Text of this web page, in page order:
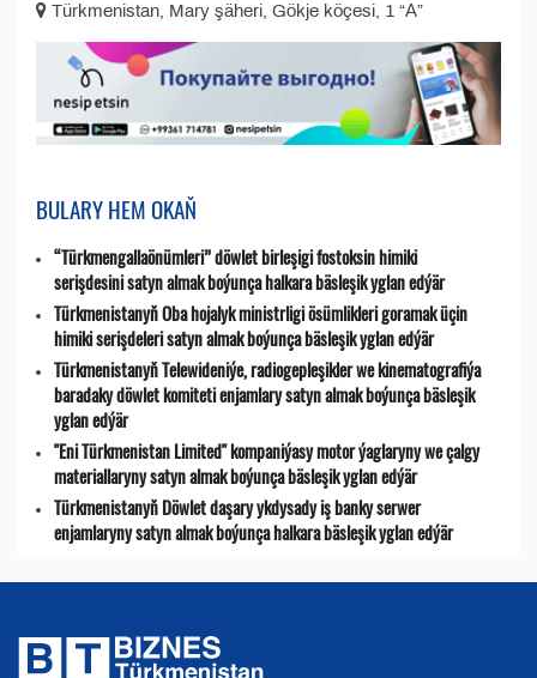
Türkmenistan, Mary şäheri, Gökje köçesi, 1 “А”
BULARY HEM OKAŇ
“Türkmengallaönümleri” döwlet birleşigi fostoksin himiki
serişdesini satyn almak boýunça halkara bäsleşik yglan edýär
Türkmenistanyň Oba hojalyk ministrligi ösümlikleri goramak üçin
himiki serişdeleri satyn almak boýunça bäsleşik yglan edýär
Türkmenistanyň Telewideniýe, radio­gepleşikler we kinematografiýa
baradaky döwlet komiteti enjamlary satyn almak boýunça bäsleşik
yglan edýär
"Eni Türkmenistan Limited" kompaniýasy motor ýaglaryny we çalgy
materiallaryny satyn almak boýunça bäsleşik yglan edýär
Türkmenistanyň Döwlet daşary ykdysady iş banky serwer
enjamlaryny satyn almak boýunça halkara bäsleşik yglan edýär